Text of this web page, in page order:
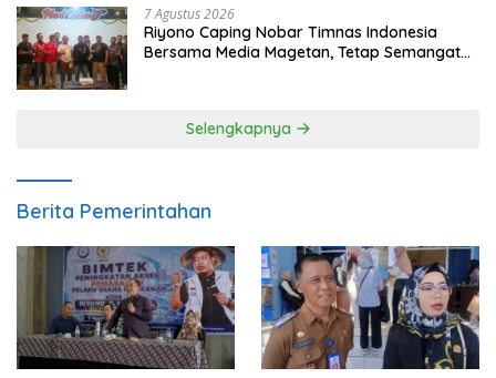
7 Agustus 2026
Riyono Caping Nobar Timnas Indonesia
Bersama Media Magetan, Tetap Semangat
Selengkapnya
Berita Pemerintahan